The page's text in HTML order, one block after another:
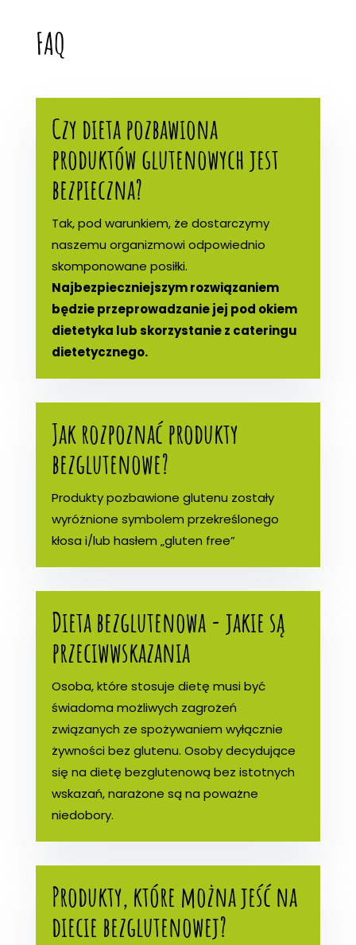
FAQ
Czy dieta pozbawiona
produktów glutenowych jest
bezpieczna?
Tak, pod warunkiem, że dostarczymy
naszemu organizmowi odpowiednio
skomponowane posiłki.
Najbezpieczniejszym rozwiązaniem
będzie przeprowadzanie jej pod okiem
dietetyka lub skorzystanie z cateringu
dietetycznego.
Jak rozpoznać produkty
bezglutenowe?
Produkty pozbawione glutenu zostały
wyróżnione symbolem przekreślonego
kłosa i/lub hasłem „gluten free”
Dieta bezglutenowa - jakie są
przeciwwskazania
Osoba, które stosuje dietę musi być
świadoma możliwych zagrożeń
związanych ze spożywaniem wyłącznie
żywności bez glutenu. Osoby decydujące
się na dietę bezglutenową bez istotnych
wskazań, narażone są na poważne
niedobory.
Produkty, które można jeść na
diecie bezglutenowej?